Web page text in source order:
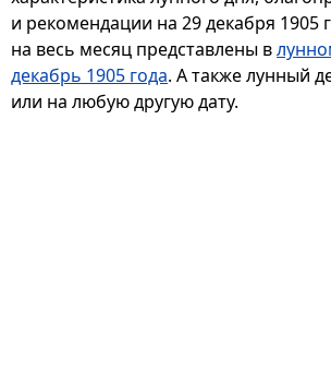
и рекомендации на 29 декабря 1905
на весь месяц представлены в
декабрь 1905 года. А также лунный
или на любую другую дату.